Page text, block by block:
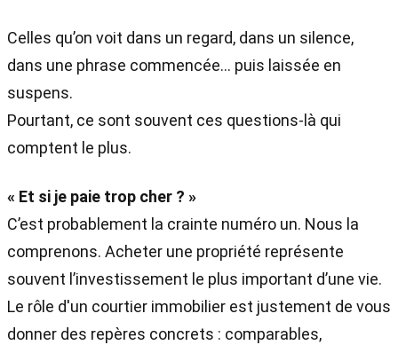
Celles qu’on voit dans un regard, dans un silence,
dans une phrase commencée… puis laissée en
suspens.
Pourtant, ce sont souvent ces questions-là qui
comptent le plus.
« Et si je paie trop cher ? »
C’est probablement la crainte numéro un. Nous la
comprenons. Acheter une propriété représente
souvent l’investissement le plus important d’une vie.
Le rôle d'un courtier immobilier est justement de vous
donner des repères concrets : comparables,